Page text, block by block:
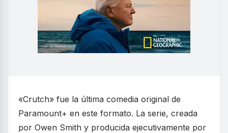
«Crutch» fue la última comedia original de
Paramount+ en este formato. La serie, creada
por Owen Smith y producida ejecutivamente por